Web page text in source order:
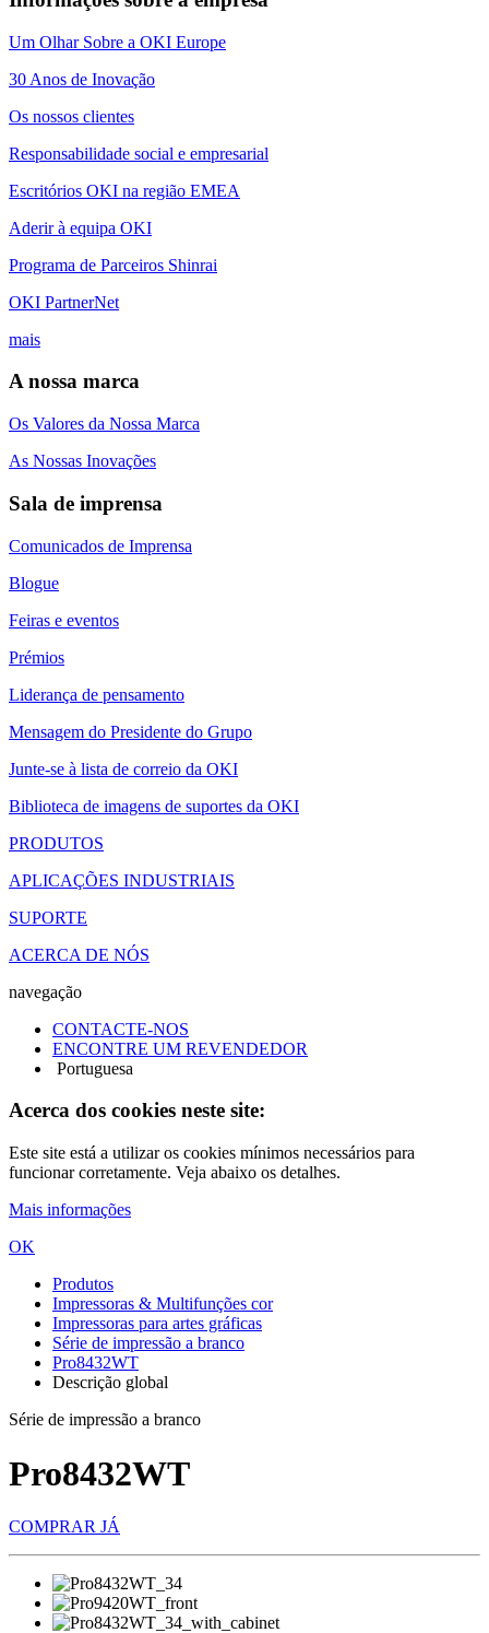
Um Olhar Sobre a OKI Europe
30 Anos de Inovação
Os nossos clientes
Responsabilidade social e empresarial
Escritórios OKI na região EMEA
Aderir à equipa OKI
Programa de Parceiros Shinrai
OKI PartnerNet
mais
A nossa marca
Os Valores da Nossa Marca
As Nossas Inovações
Sala de imprensa
Comunicados de Imprensa
Blogue
Feiras e eventos
Prémios
Liderança de pensamento
Mensagem do Presidente do Grupo
Junte-se à lista de correio da OKI
Biblioteca de imagens de suportes da OKI
PRODUTOS
APLICAÇÕES INDUSTRIAIS
SUPORTE
ACERCA DE NÓS
navegação
CONTACTE-NOS
ENCONTRE UM REVENDEDOR
Portuguesa
Acerca dos cookies neste site:
Este site está a utilizar os cookies mínimos necessários para
funcionar corretamente. Veja abaixo os detalhes.
Mais informações
OK
Produtos
Impressoras & Multifunções cor
Impressoras para artes gráficas
Série de impressão a branco
Pro8432WT
Descrição global
Série de impressão a branco
Pro8432WT
COMPRAR JÁ